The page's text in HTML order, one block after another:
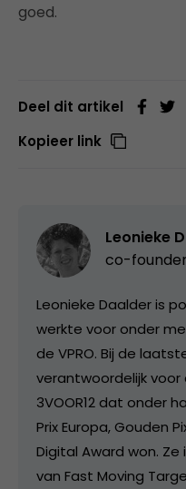
goed.
Deel dit artikel
Kopieer link
Leonieke
co-
Leonieke Daalder is
werkte voor onder
de VPRO. Bij de
verantwoordelijk
3VOOR12 dat onder
Prix Europa, Gouden
Digital Award won.
van Fast Moving